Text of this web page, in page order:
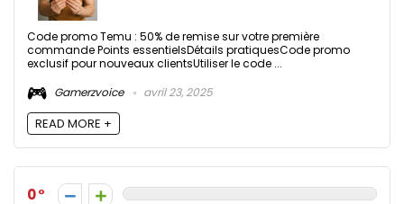
Code promo Temu : 50% de remise sur votre première
commande Points essentielsDétails pratiquesCode promo
exclusif pour nouveaux clientsUtiliser le code ...
Gamerzvoice
avril 23, 2025
READ MORE +
0